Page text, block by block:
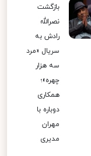
بازگشت
نصرالله
رادش به
سریال «مرد
سه هزار
چهره»؛
همکاری
دوباره با
مهران
مدیری